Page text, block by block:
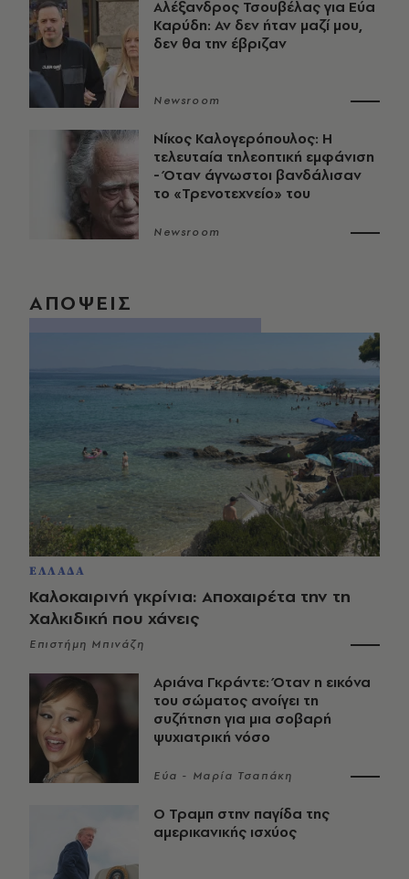
Αλέξανδρος Τσουβέλας για Εύα
Καρύδη: Αν δεν ήταν μαζί μου,
δεν θα την έβριζαν
Newsroom
Νίκος Καλογερόπουλος: Η
τελευταία τηλεοπτική εμφάνιση
- Όταν άγνωστοι βανδάλισαν
το «Τρενοτεχνείο» του
Newsroom
ΑΠΟΨΕΙΣ
ΕΛΛΑΔΑ
Καλοκαιρινή γκρίνια: Αποχαιρέτα την τη
Χαλκιδική που χάνεις
Επιστήμη Μπινάζη
Αριάνα Γκράντε: Όταν η εικόνα
του σώματος ανοίγει τη
συζήτηση για μια σοβαρή
ψυχιατρική νόσο
Εύα - Μαρία Τσαπάκη
Ο Τραμπ στην παγίδα της
αμερικανικής ισχύος